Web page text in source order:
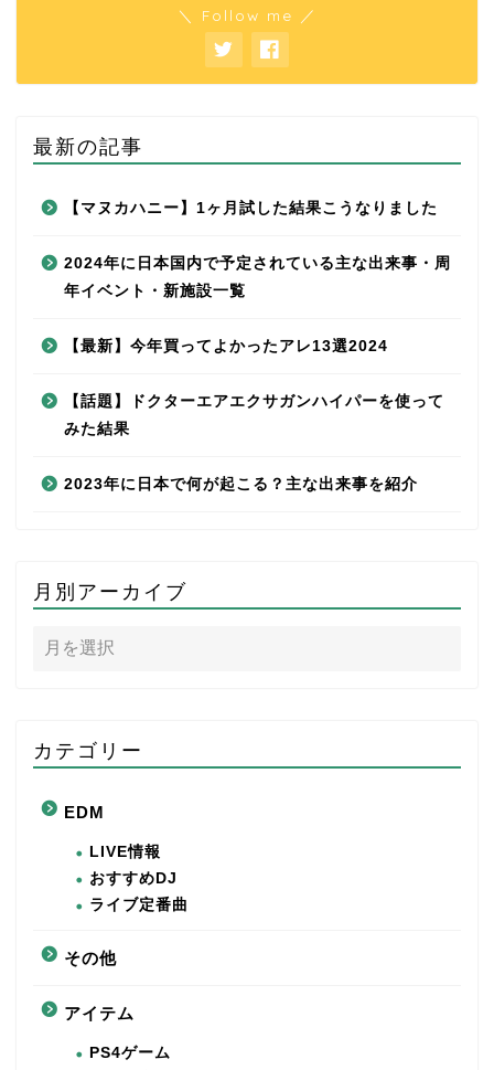
＼ Follow me ／
最新の記事
【マヌカハニー】1ヶ月試した結果こうなりました
2024年に日本国内で予定されている主な出来事・周
年イベント・新施設一覧
【最新】今年買ってよかったアレ13選2024
【話題】ドクターエアエクサガンハイパーを使って
みた結果
2023年に日本で何が起こる？主な出来事を紹介
月別アーカイブ
カテゴリー
EDM
LIVE情報
おすすめDJ
ライブ定番曲
その他
アイテム
PS4ゲーム